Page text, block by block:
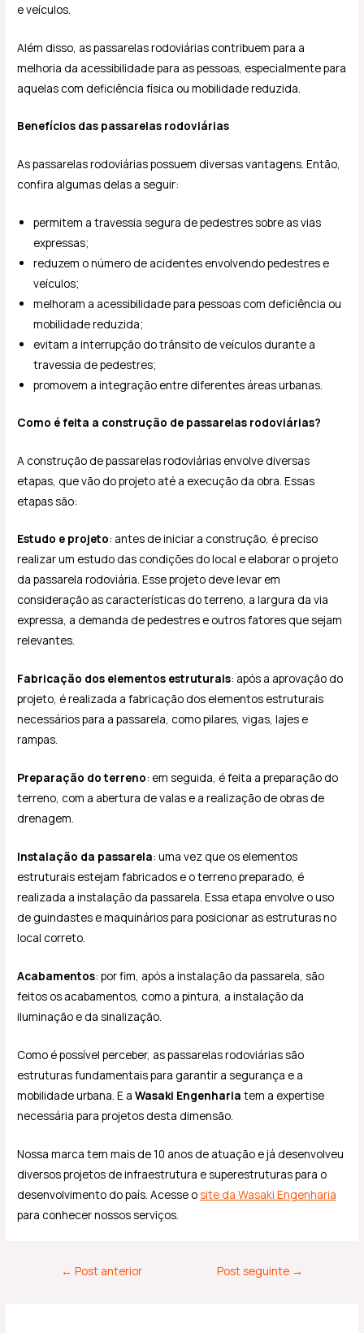
e veículos.
Além disso, as passarelas rodoviárias contribuem para a
melhoria da acessibilidade para as pessoas, especialmente para
aquelas com deficiência física ou mobilidade reduzida.
Benefícios das passarelas rodoviárias
As passarelas rodoviárias possuem diversas vantagens. Então,
confira algumas delas a seguir:
permitem a travessia segura de pedestres sobre as vias
expressas;
reduzem o número de acidentes envolvendo pedestres e
veículos;
melhoram a acessibilidade para pessoas com deficiência ou
mobilidade reduzida;
evitam a interrupção do trânsito de veículos durante a
travessia de pedestres;
promovem a integração entre diferentes áreas urbanas.
Como é feita a construção de passarelas rodoviárias?
A construção de passarelas rodoviárias envolve diversas
etapas, que vão do projeto até a execução da obra. Essas
etapas são:
Estudo e projeto: antes de iniciar a construção, é preciso
realizar um estudo das condições do local e elaborar o projeto
da passarela rodoviária. Esse projeto deve levar em
consideração as características do terreno, a largura da via
expressa, a demanda de pedestres e outros fatores que sejam
relevantes.
Fabricação dos elementos estruturais: após a aprovação do
projeto, é realizada a fabricação dos elementos estruturais
necessários para a passarela, como pilares, vigas, lajes e
rampas.
Preparação do terreno: em seguida, é feita a preparação do
terreno, com a abertura de valas e a realização de obras de
drenagem.
Instalação da passarela: uma vez que os elementos
estruturais estejam fabricados e o terreno preparado, é
realizada a instalação da passarela. Essa etapa envolve o uso
de guindastes e maquinários para posicionar as estruturas no
local correto.
Acabamentos: por fim, após a instalação da passarela, são
feitos os acabamentos, como a pintura, a instalação da
iluminação e da sinalização.
Como é possível perceber, as passarelas rodoviárias são
estruturas fundamentais para garantir a segurança e a
mobilidade urbana. E aWasaki Engenhariatem a expertise
necessária para projetos desta dimensão.
Nossa marca tem mais de 10 anos de atuação e já desenvolveu
diversos projetos de infraestrutura e superestruturas para o
desenvolvimento do país. Acesse o site da Wasaki Engenharia
para conhecer nossos serviços.
← Post anterior Post seguinte →